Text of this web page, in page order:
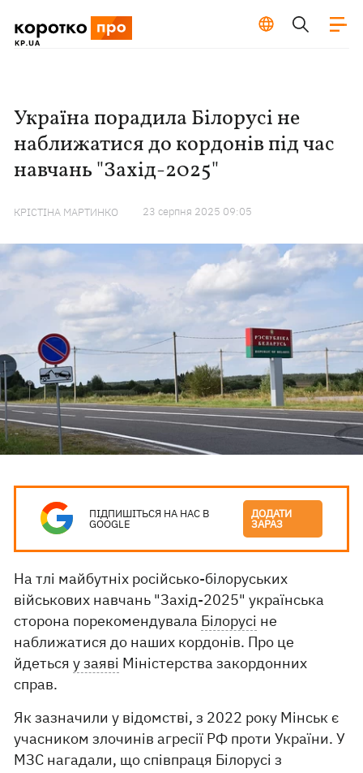
Україна порадила Білорусі не
наближатися до кордонів під час
навчань "Захід-2025"
КРІСТІНА МАРТИНКО 23 серпня 2025 09:05
ПІДПИШІТЬСЯ НА НАС В
GOOGLE
ДОДАТИ
ЗАРАЗ
На тлі майбутніх російсько-білоруських
військових навчань "Захід-2025" українська
сторона порекомендувала Білорусі не
наближатися до наших кордонів. Про це
йдетьсяу заяві Міністерства закордонних
справ.
Як зазначили у відомстві, з 2022 року Мінськ є
учасником злочинів агресії РФ проти України. У
МЗС нагадали, що співпраця Білорусі з